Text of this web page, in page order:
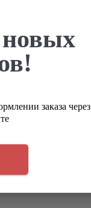
заказа через